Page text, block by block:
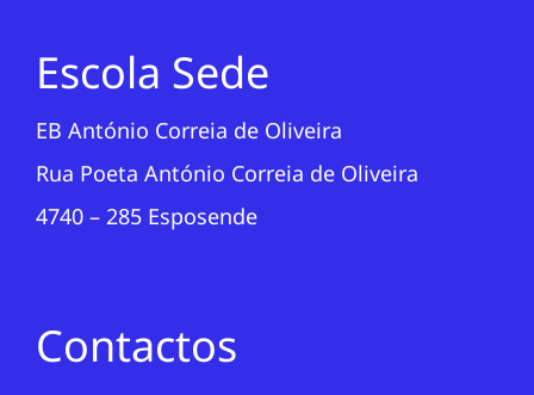
Escola Sede
EB António Correia de Oliveira
Rua Poeta António Correia de Oliveira
4740 – 285 Esposende
Contactos